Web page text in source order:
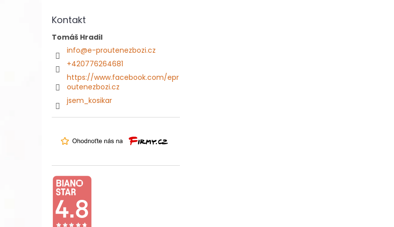
Kontakt
Tomáš Hradil
info@e-proutenezbozi.cz
+420776264681
https://www.facebook.com/epr
outenezbozi.cz
jsem_kosikar